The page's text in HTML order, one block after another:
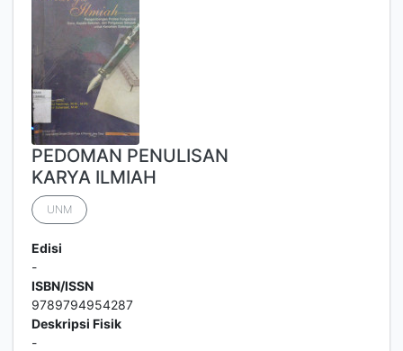
PEDOMAN PENULISAN
KARYA ILMIAH
UNM
Edisi
-
ISBN/ISSN
9789794954287
Deskripsi Fisik
-